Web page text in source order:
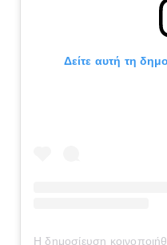
Δείτε αυτή τη